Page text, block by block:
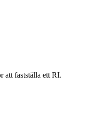
att fastställa ett RI.